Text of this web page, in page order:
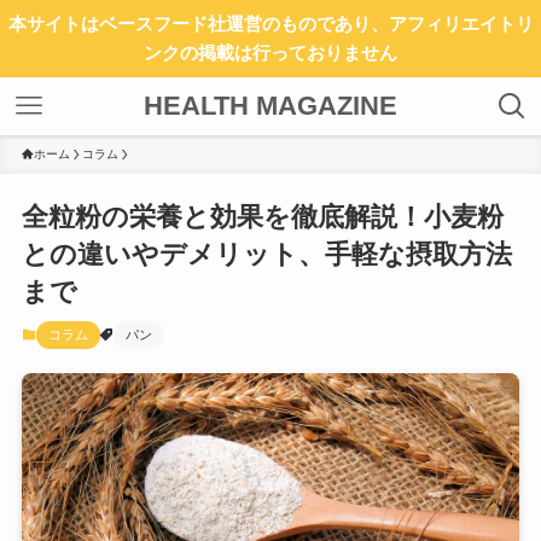
本サイトはベースフード社運営のものであり、アフィリエイトリ
ンクの掲載は行っておりません
HEALTH MAGAZINE
ホーム コラム
全粒粉の栄養と効果を徹底解説！小麦粉
との違いやデメリット、手軽な摂取方法
まで
コラム パン